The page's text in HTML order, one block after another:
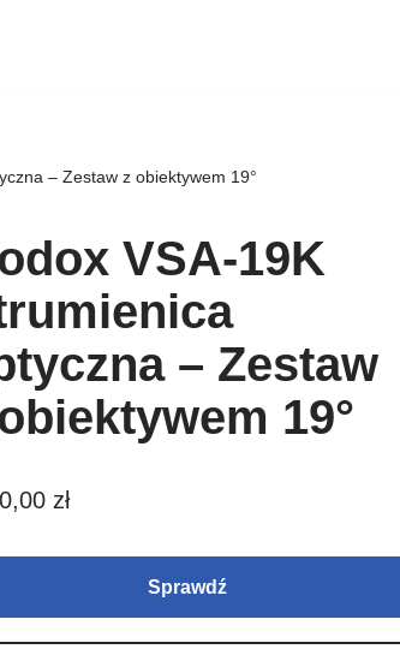
– Zestaw z obiektywem 19°
VSA-19K
– Zestaw
19°
zł
Sprawdź